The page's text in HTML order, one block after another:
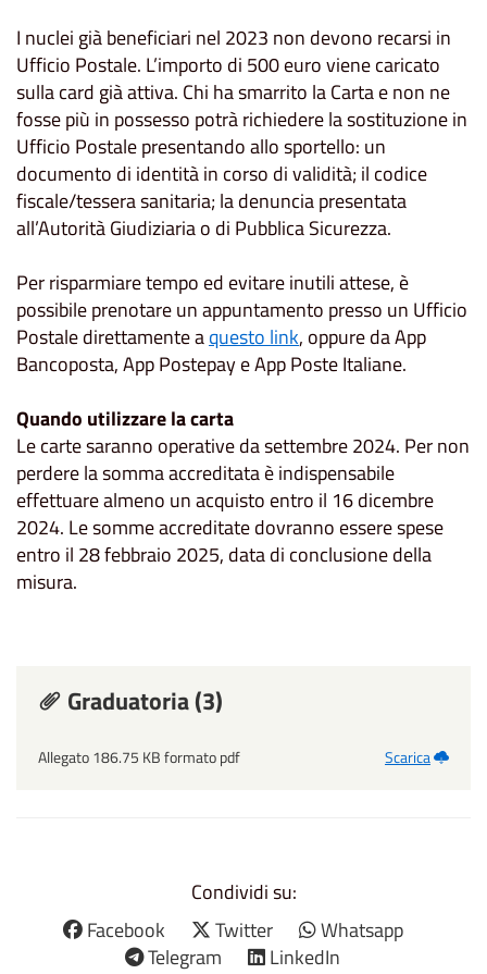
I nuclei già beneficiari nel 2023 non devono recarsi in
Ufficio Postale. L’importo di 500 euro viene caricato
sulla card già attiva. Chi ha smarrito la Carta e non ne
fosse più in possesso potrà richiedere la sostituzione in
Ufficio Postale presentando allo sportello: un
documento di identità in corso di validità; il codice
fiscale/tessera sanitaria; la denuncia presentata
all’Autorità Giudiziaria o di Pubblica Sicurezza.
Per risparmiare tempo ed evitare inutili attese, è
possibile prenotare un appuntamento presso un Ufficio
Postale direttamente aquesto link, oppure da App
Bancoposta, App Postepay e App Poste Italiane.
Quando utilizzare la carta
Le carte saranno operative da settembre 2024. Per non
perdere la somma accreditata è indispensabile
effettuare almeno un acquisto entro il 16 dicembre
2024. Le somme accreditate dovranno essere spese
entro il 28 febbraio 2025, data di conclusione della
misura.
Graduatoria (3)
Allegato 186.75 KB formato pdf Scarica
Condividi su:
Facebook
Twitter
Whatsapp
Telegram
LinkedIn